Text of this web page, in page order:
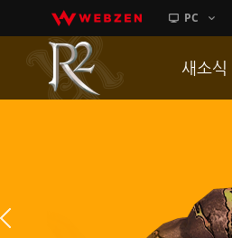
PC
새소식
이벤트
히스토리